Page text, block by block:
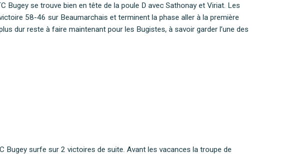
Bugey se trouve bien en tête de la poule D avec Sathonay et Viriat. Les
58-46 sur Beaumarchais et terminent la phase aller à la première
dur reste à faire maintenant pour les Bugistes, à savoir garder l’une des
Bugey surfe sur 2 victoires de suite. Avant les vacances la troupe de